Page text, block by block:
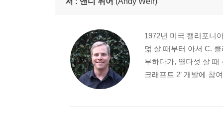
1972년 미국 캘리포니
덟 살 때부터 아서 C.
부하다가, 열다섯 살 때
크래프트 2’ 개발에 참